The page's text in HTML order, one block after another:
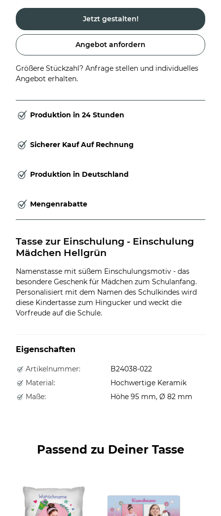
Jetzt gestalten!
Angebot anfordern
Größere Stückzahl? Anfrage stellen und individuelles
Angebot erhalten.
Produktion in 24 Stunden
Sicherer Kauf Auf Rechnung
Produktion in Deutschland
Mengenrabatte
Tasse zur Einschulung - Einschulung
Mädchen Hellgrün
Namenstasse mit süßem Einschulungsmotiv - das
besondere Geschenk für Mädchen zum Schulanfang.
Personalisiert mit dem Namen des Schulkindes wird
diese Kindertasse zum Hingucker und weckt die
Vorfreude auf die Schule.
Eigenschaften
Artikelnummer:
B24038-022
Material:
Hochwertige Keramik
Maße:
Höhe 95 mm, Ø 82 mm
Passend zu Deiner Tasse